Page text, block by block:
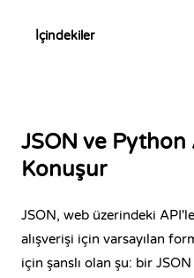
JSON ve Python
Konuşur
JSON, web üzerindeki
alışverişi için varsayılan
için şanslı olan şu: bir
İçindekiler